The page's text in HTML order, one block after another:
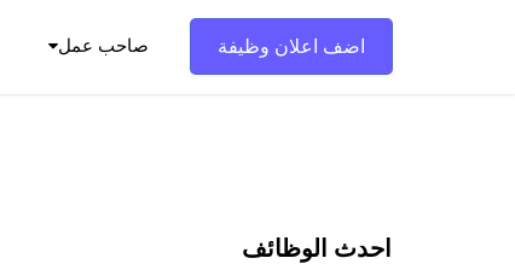
صاحب عمل اضف اعلان وظيفة
احدث الوظائف